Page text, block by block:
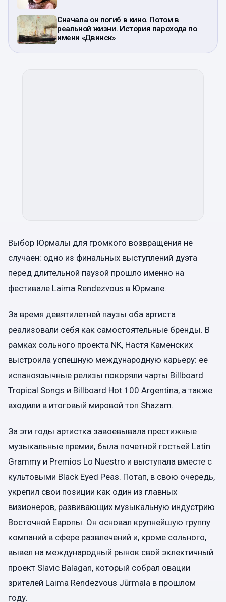
Сначала он погиб в кино. Потом в
реальной жизни. История парохода по
имени «Двинск»
Выбор Юрмалы для громкого возвращения не
случаен: одно из финальных выступлений дуэта
перед длительной паузой прошло именно на
фестивале Laima Rendezvous в Юрмале.
За время девятилетней паузы оба артиста
реализовали себя как самостоятельные бренды. В
рамках сольного проекта NK, Настя Каменских
выстроила успешную международную карьеру: ее
испаноязычные релизы покоряли чарты Billboard
Tropical Songs и Billboard Hot 100 Argentina, а также
входили в итоговый мировой топ Shazam.
За эти годы артистка завоевывала престижные
музыкальные премии, была почетной гостьей Latin
Grammy и Premios Lo Nuestro и выступала вместе с
культовыми Black Eyed Peas. Потап, в свою очередь,
укрепил свои позиции как один из главных
визионеров, развивающих музыкальную индустрию
Восточной Европы. Он основал крупнейшую группу
компаний в сфере развлечений и, кроме сольного,
вывел на международный рынок свой эклектичный
проект Slavic Balagan, который собрал овации
зрителей Laima Rendezvous Jūrmala в прошлом
году.